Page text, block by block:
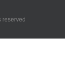
reserved